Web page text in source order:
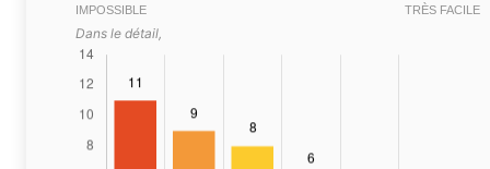
IMPOSSIBLE TRÈS FACILE
Dans le détail,